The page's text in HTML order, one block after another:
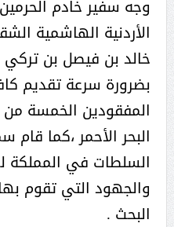
وجه سفير خادم
الأردنية الهاشمية
خالد بن فيصل بن
بضرورة سرعة تقديم
المفقودين الخمسة من
البحر الأحمر ،كما
السلطات في المملكة
والجهود التي تقوم
البحث .